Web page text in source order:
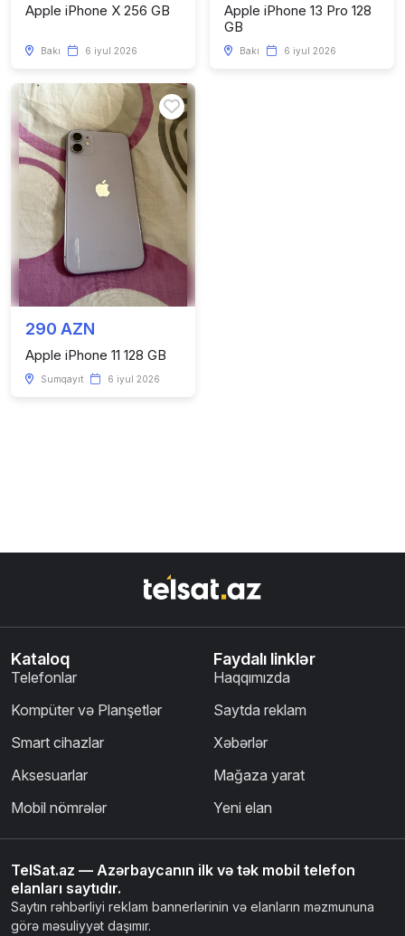
Apple iPhone X 256 GB
Bakı 6 iyul 2026
Apple iPhone 13 Pro 128
GB
Bakı 6 iyul 2026
290 AZN
Apple iPhone 11 128 GB
Sumqayıt 6 iyul 2026
Kataloq
Telefonlar
Kompüter və Planşetlər
Smart cihazlar
Aksesuarlar
Mobil nömrələr
Faydalı linklər
Haqqımızda
Saytda reklam
Xəbərlər
Mağaza yarat
Yeni elan
TelSat.az — Azərbaycanın ilk və tək mobil telefon
elanları saytıdır.
Saytın rəhbərliyi reklam bannerlərinin və elanların məzmununa
görə məsuliyyət daşımır.